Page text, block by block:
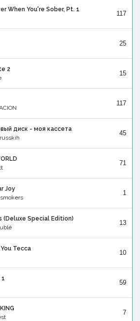
When You're Sober, Pt. 1
117
25
2
15
117
диск - моя кассета
45
71
Joy
1
(Deluxe Special Edition)
13
Tecca
10
1
59
7